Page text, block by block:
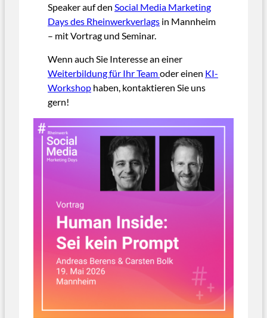
Speaker auf den Social Media Marketing
Days des Rheinwerkverlags in Mannheim
– mit Vortrag und Seminar.
Wenn auch Sie Interesse an einer
Weiterbildung für Ihr Teamoder einen KI-
Workshop haben, kontaktieren Sie uns
gern!